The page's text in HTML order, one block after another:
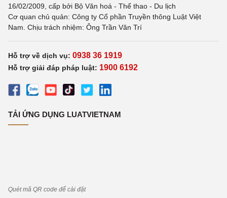
16/02/2009, cấp bởi Bộ Văn hoá - Thể thao - Du lịch
Cơ quan chủ quản: Công ty Cổ phần Truyền thông Luật Việt
Nam. Chịu trách nhiệm: Ông Trần Văn Trí
Hỗ trợ về dịch vụ: 0938 36 1919
Hỗ trợ giải đáp pháp luật: 1900 6192
TẢI ỨNG DỤNG LUATVIETNAM
Quét mã QR code để cài đặt